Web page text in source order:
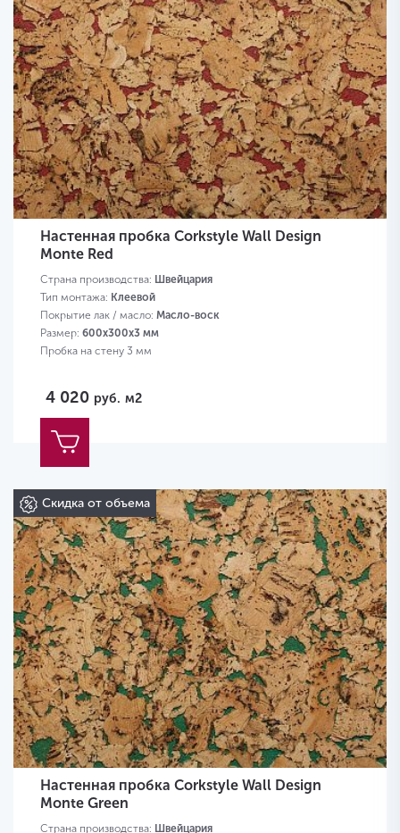
Настенная пробка Corkstyle Wall Design
Monte Red
Страна производства: Швейцария
Тип монтажа: Клеевой
Покрытие лак / масло: Масло-воск
Размер: 600х300х3 мм
Пробка на стену 3 мм
4 020 руб. м2
Скидка от объема
Настенная пробка Corkstyle Wall Design
Monte Green
Страна производства: Швейцария